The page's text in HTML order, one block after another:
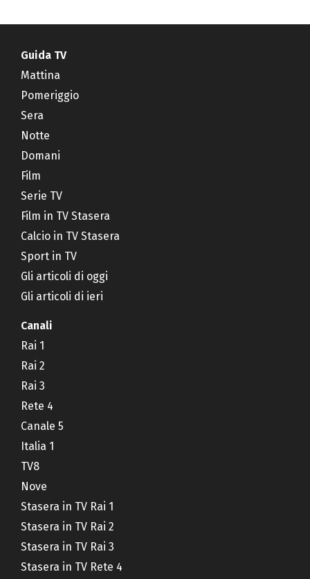
Guida TV
Mattina
Pomeriggio
Sera
Notte
Domani
Film
Serie TV
Film in TV Stasera
Calcio in TV Stasera
Sport in TV
Gli articoli di oggi
Gli articoli di ieri
Canali
Rai 1
Rai 2
Rai 3
Rete 4
Canale 5
Italia 1
TV8
Nove
Stasera in TV Rai 1
Stasera in TV Rai 2
Stasera in TV Rai 3
Stasera in TV Rete 4